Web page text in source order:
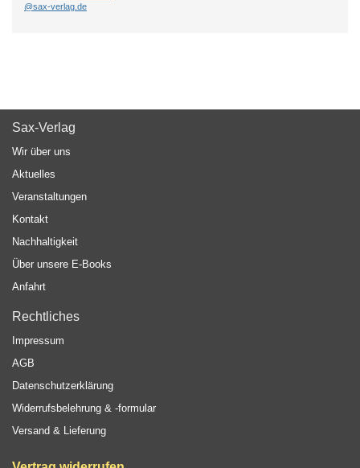
@sax-verlag.de
Sax-Verlag
Wir über uns
Aktuelles
Veranstaltungen
Kontakt
Nachhaltigkeit
Über unsere E-Books
Anfahrt
Rechtliches
Impressum
AGB
Datenschutzerklärung
Widerrufsbelehrung & -formular
Versand & Lieferung